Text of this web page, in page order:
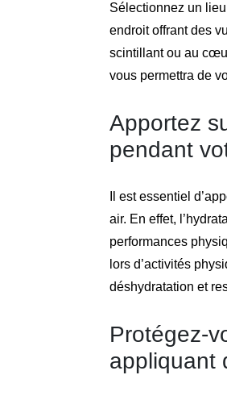
Sélectionnez un
endroit offrant des
scintillant ou au
vous permettra de
Apportez
pendant
Il est essentiel
air. En effet,
performances
lors d’activités
déshydratation et
Protégez-
appliquant